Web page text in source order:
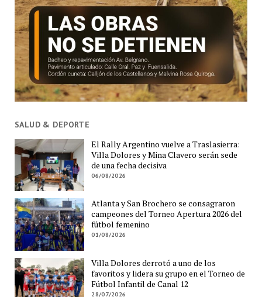
SALUD & DEPORTE
El Rally Argentino vuelve a Traslasierra:
Villa Dolores y Mina Clavero serán sede
de una fecha decisiva
06/08/2026
Atlanta y San Brochero se consagraron
campeones del Torneo Apertura 2026 del
fútbol femenino
01/08/2026
Villa Dolores derrotó a uno de los
favoritos y lidera su grupo en el Torneo de
Fútbol Infantil de Canal 12
28/07/2026